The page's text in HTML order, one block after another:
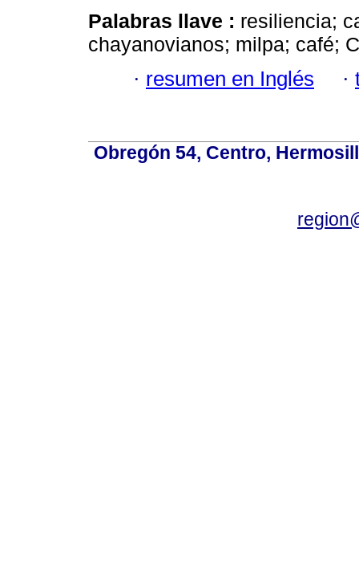
Palabras llave : resiliencia;
chayanovianos; milpa; café;
· resumen en Inglés ·
Obregón 54, Centro,